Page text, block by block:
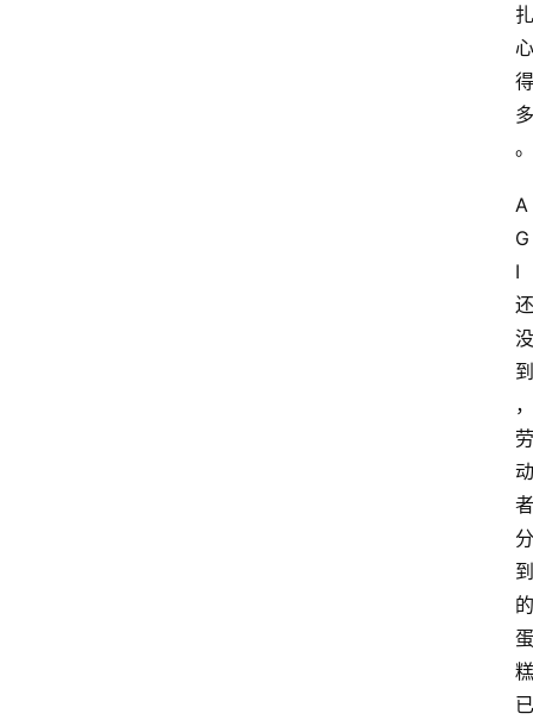
扎
心
得
多
。
A
G
I
还
没
到
，
劳
动
者
分
到
的
蛋
糕
已